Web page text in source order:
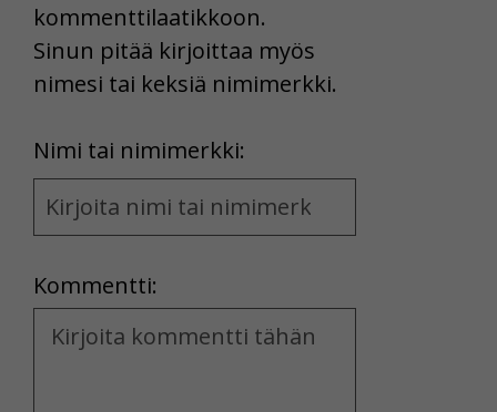
kommenttilaatikkoon.
Sinun pitää kirjoittaa myös
nimesi tai keksiä nimimerkki.
Nimi tai nimimerkki:
Name
and
Kommentti:
Kommentti